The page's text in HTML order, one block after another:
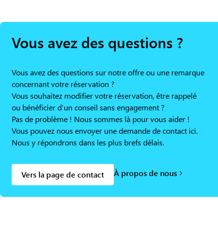
Vous avez des questions ?
Vous avez des questions sur notre offre ou une remarque
concernant votre réservation ?
Vous souhaitez modifier votre réservation, être rappelé
ou bénéficier d’un conseil sans engagement ?
Pas de problème ! Nous sommes là pour vous aider !
Vous pouvez nous envoyer une demande de contact ici.
Nous y répondrons dans les plus brefs délais.
Vers la page de contact À propos de nous